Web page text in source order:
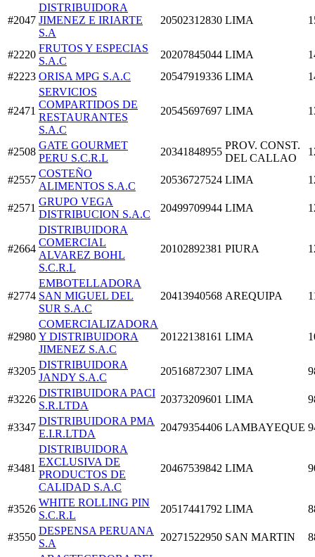
#2047
DISTRIBUIDORA
JIMENEZ E IRIARTE
S.A
20502312830 LIMA
#2220
FRUTOS Y ESPECIAS
S.A.C
20207845044 LIMA
#2223 ORISA MPG S.A.C 20547919336 LIMA
#2471
SERVICIOS
COMPARTIDOS DE
RESTAURANTES
S.A.C
20545697697 LIMA
#2508
GATE GOURMET
PERU S.C.R.L
20341848955
PROV. CONST.
DEL CALLAO
#2557
COSTEÑO
ALIMENTOS S.A.C
20536727524 LIMA
#2571
GRUPO VEGA
DISTRIBUCION S.A.C
20499709944 LIMA
#2664
DISTRIBUIDORA
COMERCIAL
ALVAREZ BOHL
S.C.R.L
20102892381 PIURA
#2774
EMBOTELLADORA
SAN MIGUEL DEL
SUR S.A.C
20413940568 AREQUIPA
#2980
COMERCIALIZADORA
Y DISTRIBUIDORA
JIMENEZ S.A.C
20122138161 LIMA
#3205
DISTRIBUIDORA
JANDY S.A.C
20516872307 LIMA
#3226
DISTRIBUIDORA PACI
S.R.LTDA
20373209601 LIMA
#3347
DISTRIBUIDORA PMA
E.I.R.LTDA
20479354406 LAMBAYEQUE
#3481
DISTRIBUIDORA
EXCLUSIVA DE
PRODUCTOS DE
CALIDAD S.A.C
20467539842 LIMA
#3526
WHITE ROLLING PIN
S.C.R.L
20517441792 LIMA
#3550
DESPENSA PERUANA
S.A
20271522950 SAN MARTIN